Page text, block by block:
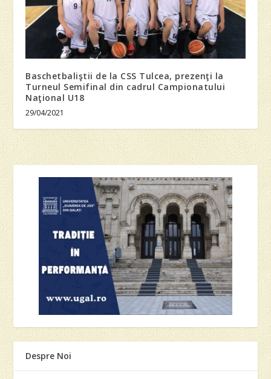
Baschetbaliştii de la CSS Tulcea, prezenţi la
Turneul Semifinal din cadrul Campionatului
Naţional U18
29/04/2021
Despre Noi